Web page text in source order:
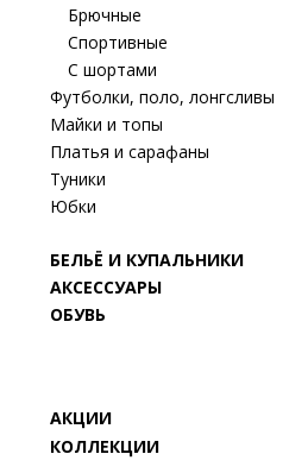
Брючные
Спортивные
С шортами
Футболки, поло, лонгсливы
Майки и топы
Платья и сарафаны
Туники
Юбки
БЕЛЬЁ И КУПАЛЬНИКИ
АКСЕССУАРЫ
ОБУВЬ
АКЦИИ
КОЛЛЕКЦИИ